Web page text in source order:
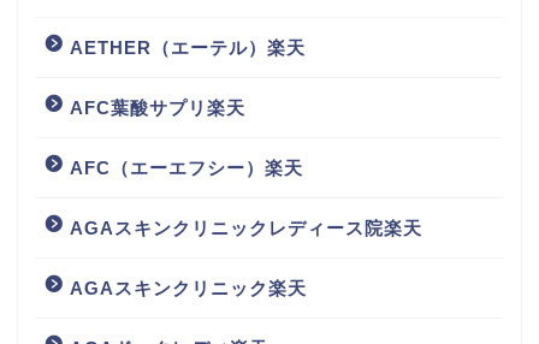
AETHER（エーテル）楽天
AFC葉酸サプリ楽天
AFC（エーエフシー）楽天
AGAスキンクリニックレディース院楽天
AGAスキンクリニック楽天